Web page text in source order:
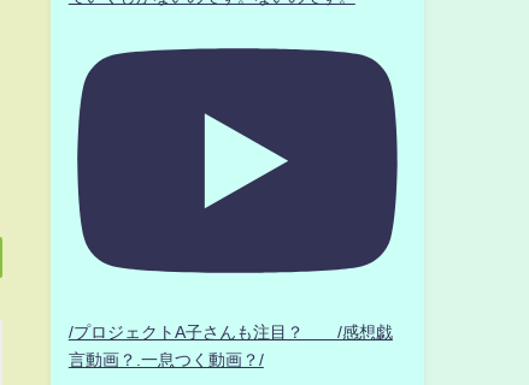
/プロジェクトA子さんも注目？ /感想戯
言動画？.一息つく動画？/